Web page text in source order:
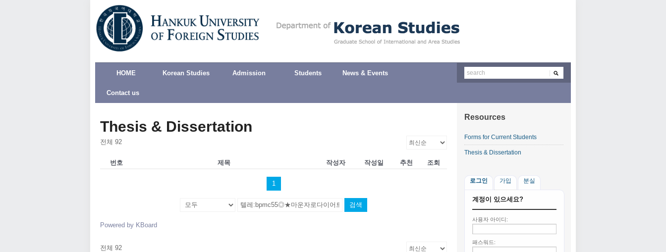
HOME Korean Studies Admission Students News & Events
Contact us
Thesis & Dissertation
전체 92
번호 제목 작성자 작성일 추천 조회
1
검색
Powered by KBoard
전체 92
Resources
Forms for Current Students
Thesis & Dissertation
로그인 가입 분실
계정이 있으세요?
사용자 아이디:
패스워드: